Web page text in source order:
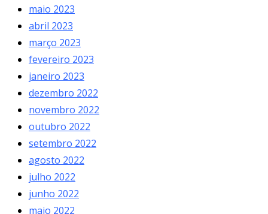
maio 2023
abril 2023
março 2023
fevereiro 2023
janeiro 2023
dezembro 2022
novembro 2022
outubro 2022
setembro 2022
agosto 2022
julho 2022
junho 2022
maio 2022